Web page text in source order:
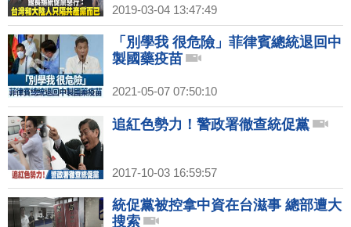
2019-03-04 13:47:49
「別學我 很危險」菲律賓總統退回中
製國藥疫苗
2021-05-07 07:50:10
追紅色勢力！警政署徹查統促黨
2017-10-03 16:59:57
統促黨被控拿中資在台滋事 總部遭大
搜索